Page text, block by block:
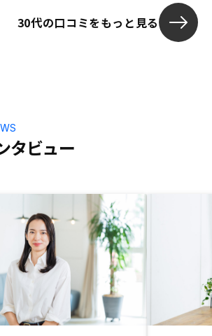
を出せるようにしてほし
30代の口コミをもっと見る
タビュー